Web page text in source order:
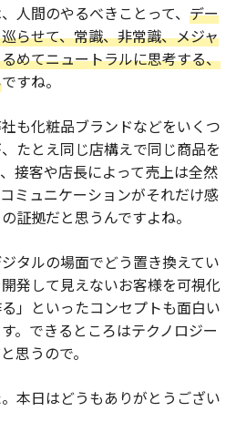
人間のやるべきことって、 デー
らせて、常識、非常識、メジャ
めてニュートラルに思考する、
ですね。
も化粧品ブランドなどをいくつ
たとえ同じ店構えで同じ商品を
接客や店長によって売上は全然
ミュニケーションがそれだけ感
証拠だと思うんですよね。
タルの場面でどう置き換えてい
発して見えないお客様を可視化
」といったコンセプトも面白い
。できるところはテクノロジー
思うので。
本日はどうもありがとうござい